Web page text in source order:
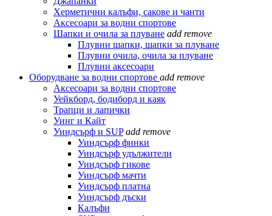
Херметични калъфи, сакове и чанти
Аксесоари за водни спортове
Шапки и очила за плуване add remove
Плувни шапки, шапки за плуване
Плувни очила, очила за плуване
Плувни аксесоари
Оборудване за водни спортове add remove
Аксесоари за водни спортове
Уейкборд, бодиборд и каяк
Трапци и лапички
Уинг и Кайт
Уиндсърф и SUP add remove
Уиндсърф финки
Уиндсърф удължители
Уиндсърф гикове
Уиндсърф мачти
Уиндсърф платна
Уиндсърф дъски
Калъфи